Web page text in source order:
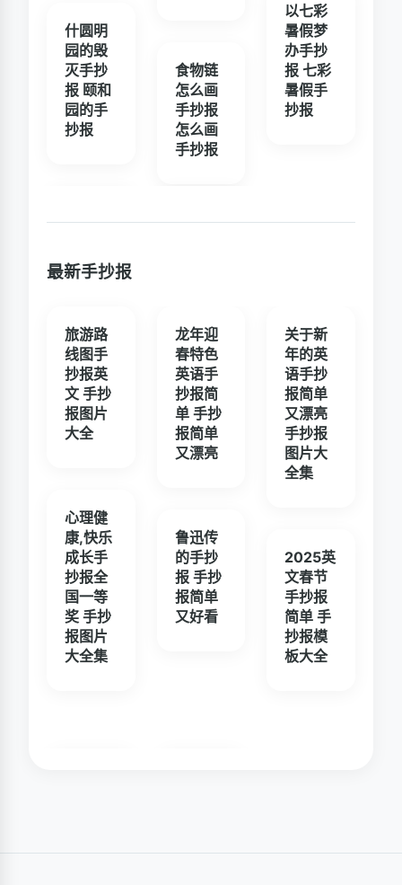
什圆明
园的毁
灭手抄
报 颐和
园的手
抄报
食物链
怎么画
手抄报
怎么画
手抄报
以七彩
暑假梦
办手抄
报 七彩
暑假手
抄报
最新手抄报
旅游路
线图手
抄报英
文 手抄
报图片
大全
心理健
康,快乐
成长手
抄报全
国一等
奖 手抄
报图片
大全集
龙年迎
春特色
英语手
抄报简
单 手抄
报简单
又漂亮
鲁迅传
的手抄
报 手抄
报简单
又好看
关于新
年的英
语手抄
报简单
又漂亮
手抄报
图片大
全集
2025英
文春节
手抄报
简单 手
抄报模
板大全